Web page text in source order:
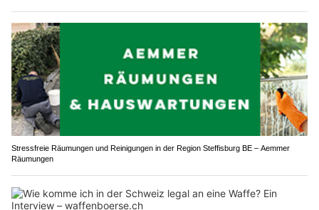
Stressfreie Räumungen und Reinigungen in der Region Steffisburg BE – Aemmer
Räumungen